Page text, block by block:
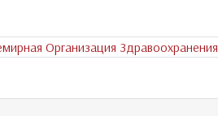
Организация Здравоохранения